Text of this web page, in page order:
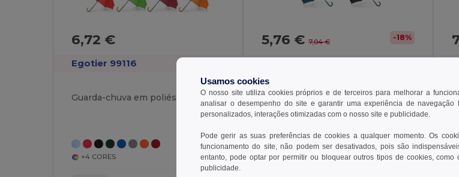
6,72 €
Egotier 99116
Guarda-chuva em poliéster 190T com abertura automática
+4 CORES
5,76 € 7,04 € -18%
Guarda-chuva em poliéster 190T com abertura automática
Usamos cookies
O nosso site utiliza cookies próprios e de terceiros para melhorar a
analisar o desempenho do site e garantir uma experiência de navegação
personalizados, interações otimizadas com o nosso site e publicidade.
Pode gerir as suas preferências de cookies a qualquer momento. Os
funcionamento do site, não podem ser desativados, pois são
entanto, pode optar por permitir ou bloquear outros tipos de cookies,
publicidade.